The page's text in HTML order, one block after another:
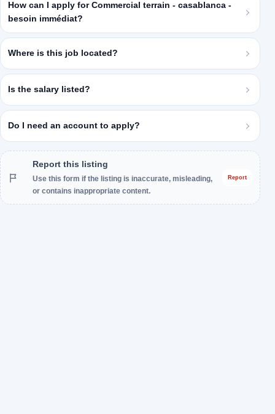
How can I apply for Commercial terrain - casablanca -
besoin immédiat?
Where is this job located?
Is the salary listed?
Do I need an account to apply?
Report this listing
Use this form if the listing is inaccurate, misleading,
or contains inappropriate content.
Report